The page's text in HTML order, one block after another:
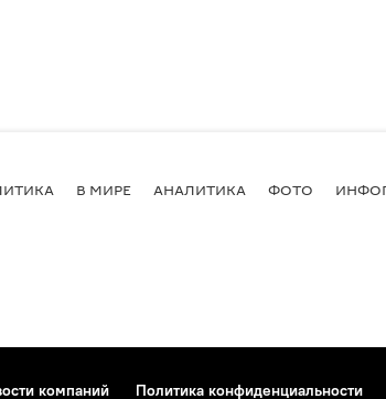
В МИРЕ АНАЛИТИКА ФОТО
компаний Политика конфиденциальности